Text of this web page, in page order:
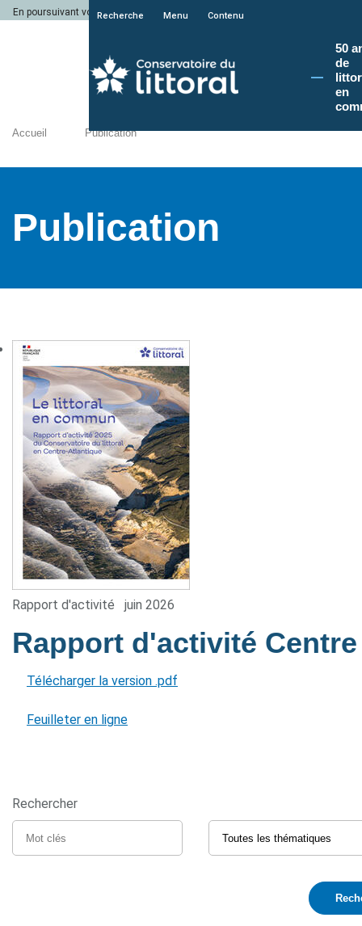
En poursuivant votre navigation sur le site du Conservatoire du littoral, vous
Recherche Menu Contenu
50
de
en
Accueil Publication
Publication
Rapport d'activité juin 2026
Rapport d'activité
Télécharger la version .pdf
Feuilleter en ligne
Rechercher